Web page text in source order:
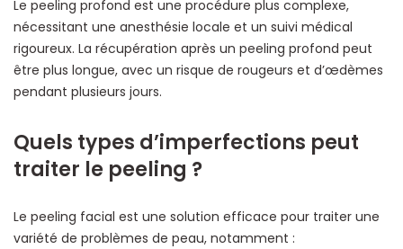
Le peeling profond est une procédure plus complexe,
nécessitant une anesthésie locale et un suivi médical
rigoureux. La récupération après un peeling profond peut
être plus longue, avec un risque de rougeurs et d’œdèmes
pendant plusieurs jours.
Quels types d’imperfections peut
traiter le peeling ?
Le peeling facial est une solution efficace pour traiter une
variété de problèmes de peau, notamment :